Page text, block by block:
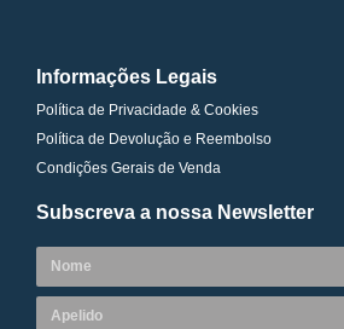
Informações Legais
Política de Privacidade & Cookies
Política de Devolução e Reembolso
Condições Gerais de Venda
Subscreva a nossa Newsletter